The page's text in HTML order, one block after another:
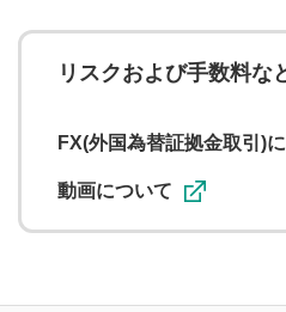
ことを承諾したものとしま
に関する著作者人格権を行使
用者が投稿したコメントは、
ることがあります。
リスクおよび手数料な
FX(外国為替証拠金取引)
動画について